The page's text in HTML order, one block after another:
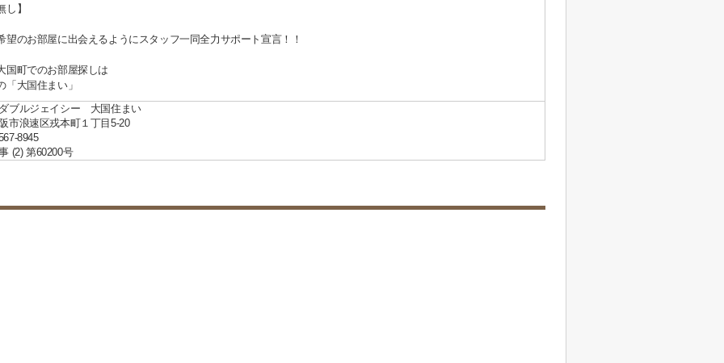
し】
望のお部屋に出会えるようにスタッフ一同全力サポート宣言！！
国町でのお部屋探しは
「大国住まい」
ブルジェイシー 大国住まい
市浪速区戎本町１丁目5-20
8945
(2) 第60200号